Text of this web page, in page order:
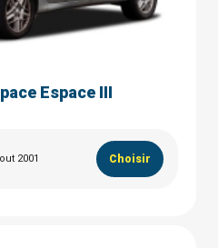
Espace III
2001 Choisir